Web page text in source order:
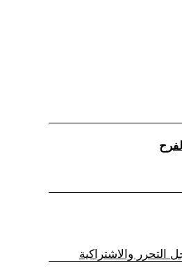
التحرر والاشتراكية